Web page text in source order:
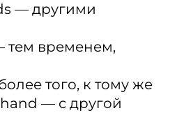
— другими
тем временем,
того, к тому же
— с другой